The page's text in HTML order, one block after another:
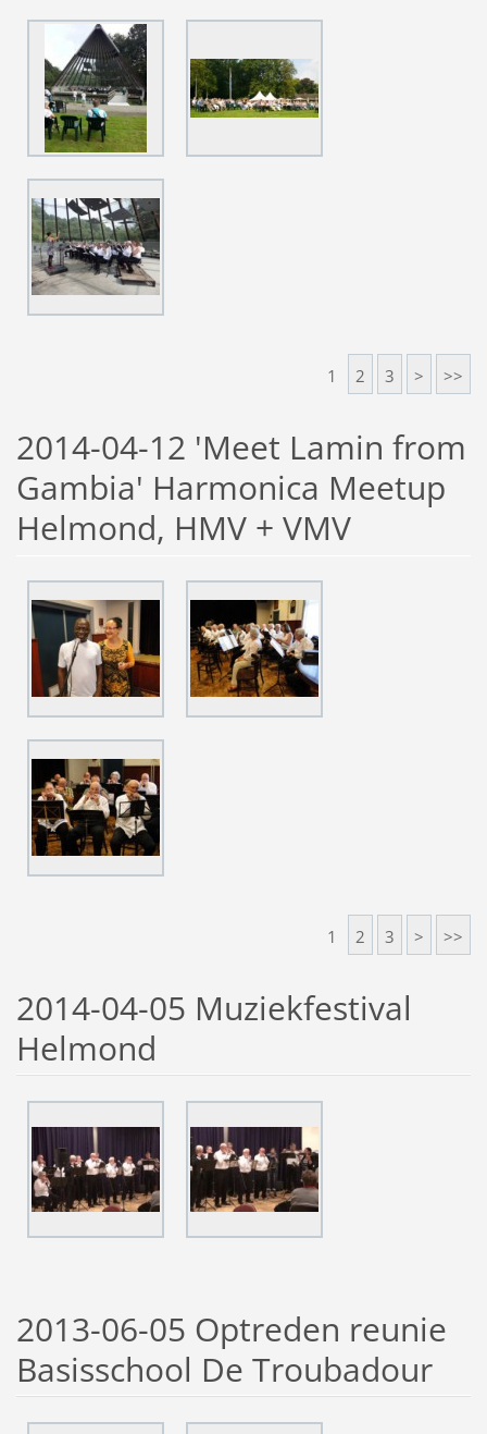
1 2 3 > >>
2014-04-12 'Meet Lamin from
Gambia' Harmonica Meetup
Helmond, HMV + VMV
1 2 3 > >>
2014-04-05 Muziekfestival
Helmond
2013-06-05 Optreden reunie
Basisschool De Troubadour